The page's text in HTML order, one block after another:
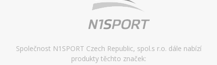
Společnost N1SPORT Czech Republic, spol.s r.o. dále nabízí
produkty těchto značek: